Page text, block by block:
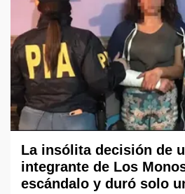
La insólita decisión de
integrante de Los
escándalo y duró solo